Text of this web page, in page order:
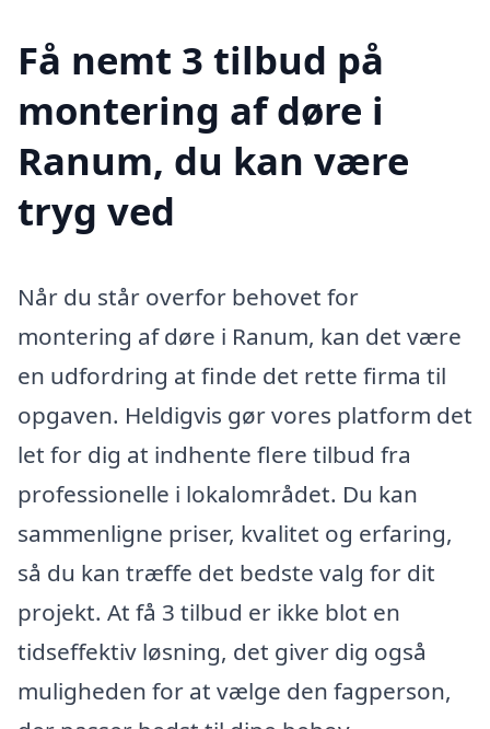
Få nemt 3 tilbud på
montering af døre i
Ranum, du kan være
tryg ved
Når du står overfor behovet for
montering af døre i Ranum, kan det være
en udfordring at finde det rette firma til
opgaven. Heldigvis gør vores platform det
let for dig at indhente flere tilbud fra
professionelle i lokalområdet. Du kan
sammenligne priser, kvalitet og erfaring,
så du kan træffe det bedste valg for dit
projekt. At få 3 tilbud er ikke blot en
tidseffektiv løsning, det giver dig også
muligheden for at vælge den fagperson,